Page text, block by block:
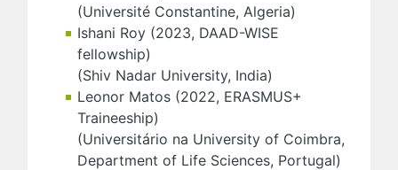
(Université Constantine, Algeria)
Ishani Roy (2023, DAAD-WISE
fellowship)
(Shiv Nadar University, India)
Leonor Matos (2022, ERASMUS+
Traineeship)
(Universitário na University of Coimbra,
Department of Life Sciences, Portugal)